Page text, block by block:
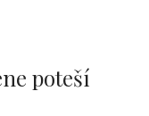
poteší